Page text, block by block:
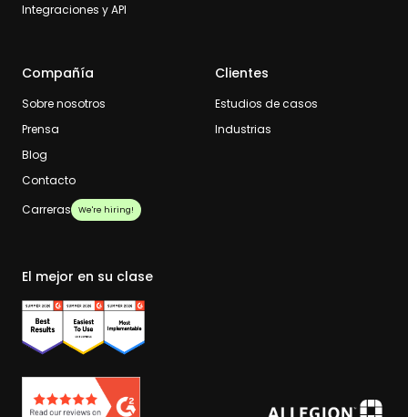
Integraciones y API
Compañía
Sobre nosotros
Prensa
Blog
Contacto
Carreras
We're hiring!
Clientes
Estudios de casos
Industrias
El mejor en su clase